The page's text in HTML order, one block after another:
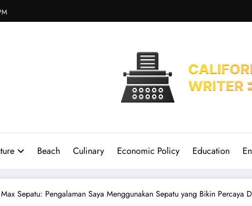
Beach Culinary Economic Policy Education
Sepatu: Pengalaman Saya Menggunakan Sepatu yang Bikin Percaya